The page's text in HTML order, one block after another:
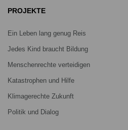
PROJEKTE
Ein Leben lang genug Reis
Jedes Kind braucht Bildung
Menschenrechte verteidigen
Katastrophen und Hilfe
Klimagerechte Zukunft
Politik und Dialog